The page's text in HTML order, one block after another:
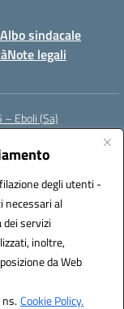
degli utenti -
necessari al
servizi
inoltre,
da Web
ns.Cookie Policy.
Albo sindacale
Note legali
– Eboli (Sa)
istsc_saic81900c
S.r.l.